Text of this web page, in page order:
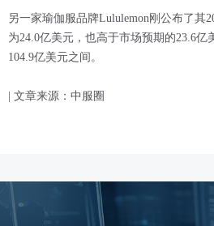
另一家瑜伽服品牌Lululemon刚公布了其
为24.0亿美元，也高于市场预期的23.6
104.9亿美元之间。
| 文章来源：中服圈